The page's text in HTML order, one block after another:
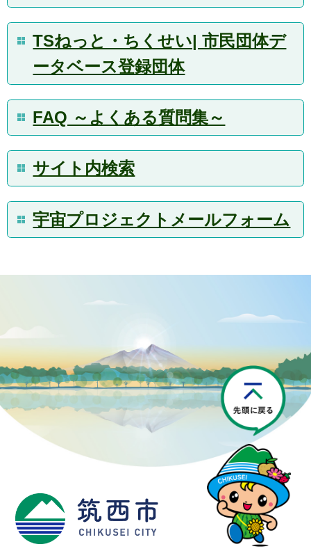
TSねっと・ちくせい| 市民団体デ
ータベース登録団体
FAQ ～よくある質問集～
サイト内検索
宇宙プロジェクトメールフォーム
筑西市